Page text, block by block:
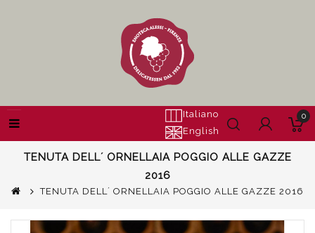
Italiano
English
0
TENUTA DELL´ ORNELLAIA POGGIO ALLE GAZZE
2016
TENUTA DELL´ ORNELLAIA POGGIO ALLE GAZZE 2016